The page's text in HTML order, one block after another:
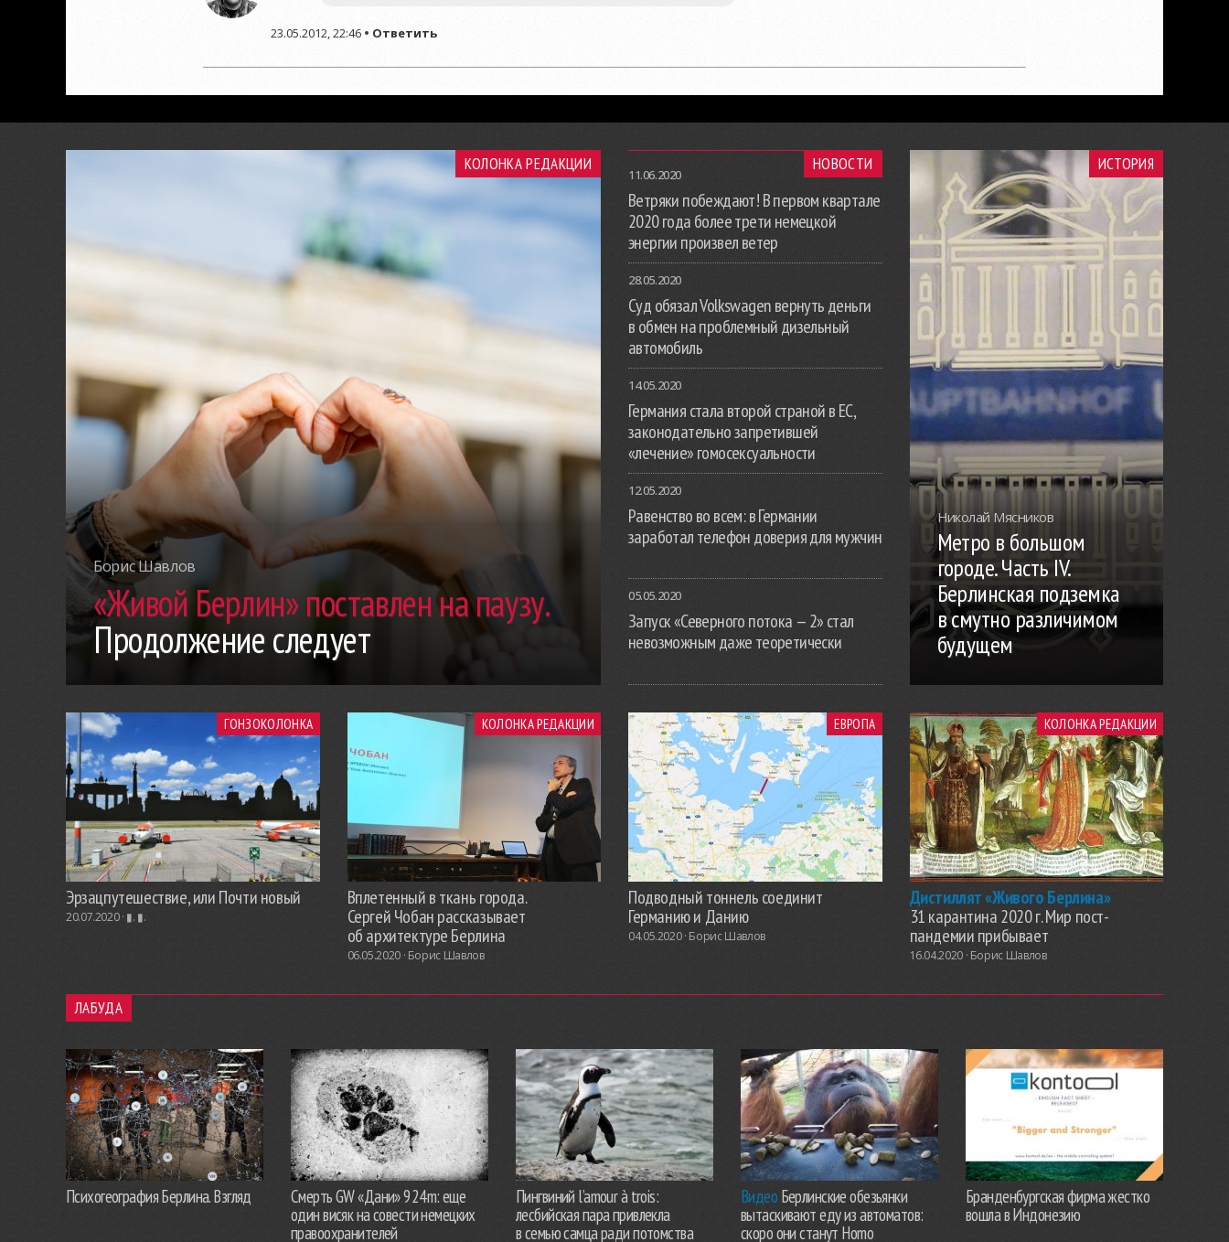
23.05.2012, 22:46 • Ответить
КОЛОНКА РЕДАКЦИИ
Борис Шавлов
«Живой Берлин» поставлен на паузу.
Продолжение следует
НОВОСТИ
11.06.2020
Ветряки побеждают! В первом квартале
2020 года более трети немецкой
энергии произвел ветер
28.05.2020
Суд обязал Volkswagen вернуть деньги
в обмен на проблемный дизельный
автомобиль
14.05.2020
Германия стала второй страной в ЕС,
законодательно запретившей
«лечение» гомосексуальности
12.05.2020
Равенство во всем: в Германии
заработал телефон доверия для мужчин
05.05.2020
Запуск «Северного потока — 2» стал
невозможным даже теоретически
ИСТОРИЯ
Николай Мясников
Метро в большом
городе. Часть IV.
Берлинская подземка
в смутно различимом
будущем
ГОНЗОКОЛОНКА
Эрзацпутешествие, или Почти новый
20.07.2020 · ▮. ▮.
КОЛОНКА РЕДАКЦИИ
Вплетенный в ткань города.
Сергей Чобан рассказывает
об архитектуре Берлина
06.05.2020 · Борис Шавлов
ЕВРОПА
Подводный тоннель соединит
Германию и Данию
04.05.2020 · Борис Шавлов
КОЛОНКА РЕДАКЦИИ
Дистиллят «Живого Берлина»
31 карантина 2020 г. Мир пост-
пандемии прибывает
16.04.2020 · Борис Шавлов
ЛАБУДА
Психогеография Берлина. Взгляд
Смерть GW «Дани» 924m: еще
один висяк на совести немецких
правоохранителей
Пингвиний l’amour à trois:
лесбийская пара привлекла
в семью самца ради потомства
Видео Берлинские обезьянки
вытаскивают еду из автоматов:
скоро они станут Homo
Бранденбургская фирма жестко
вошла в Индонезию